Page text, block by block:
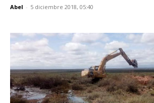
Abel - 5 diciembre 2018, 05:40